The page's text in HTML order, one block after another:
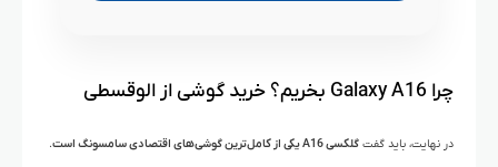
چرا Galaxy A16 بخریم؟ خرید گوشی از الوقسطی
در نهایت، باید گفت گلکسی A16 یکی از کامل‌ترین گوشی‌های اقتصادی سامسونگ است .